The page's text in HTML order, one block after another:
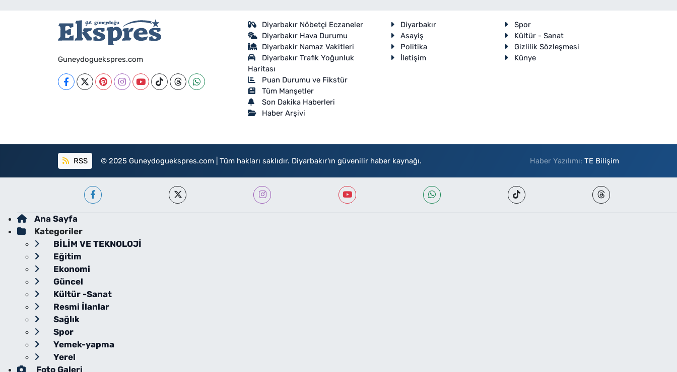
Guneydoguekspres.com
Diyarbakır Nöbetçi Eczaneler
Diyarbakır Hava Durumu
Diyarbakir Namaz Vakitleri
Diyarbakır Trafik Yoğunluk
Haritası
Puan Durumu ve Fikstür
Tüm Manşetler
Son Dakika Haberleri
Haber Arşivi
Diyarbakır
Spor
Asayiş
Kültür - Sanat
Politika
Gizlilik Sözleşmesi
İletişim
Künye
RSS © 2025 Guneydoguekspres.com | Tüm hakları saklıdır. Diyarbakır'ın güvenilir haber kaynağı. Haber Yazılımı:TE Bilişim
Ana Sayfa
Kategoriler
BİLİM VE TEKNOLOJİ
Eğitim
Ekonomi
Güncel
Kültür -Sanat
Resmi İlanlar
Sağlık
Spor
Yemek-yapma
Yerel
Foto Galeri